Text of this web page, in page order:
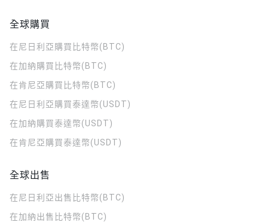
全球購買
在尼日利亞購買比特幣(BTC)
在加納購買比特幣(BTC)
在肯尼亞購買比特幣(BTC)
在尼日利亞購買泰達幣(USDT)
在加納購買泰達幣(USDT)
在肯尼亞購買泰達幣(USDT)
全球出售
在尼日利亞出售比特幣(BTC)
在加納出售比特幣(BTC)